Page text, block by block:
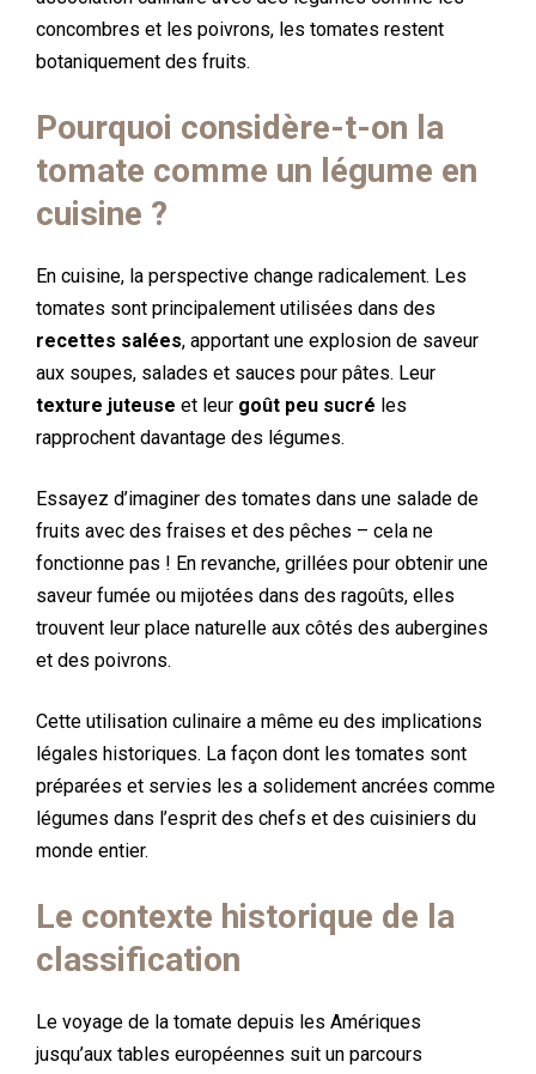
concombres et les poivrons, les tomates restent
botaniquement des fruits.
Pourquoi considère-t-on la
tomate comme un légume en
cuisine ?
En cuisine, la perspective change radicalement. Les
tomates sont principalement utilisées dans des
recettes salées, apportant une explosion de saveur
aux soupes, salades et sauces pour pâtes. Leur
texture juteuse et leur goût peu sucré les
rapprochent davantage des légumes.
Essayez d’imaginer des tomates dans une salade de
fruits avec des fraises et des pêches – cela ne
fonctionne pas ! En revanche, grillées pour obtenir une
saveur fumée ou mijotées dans des ragoûts, elles
trouvent leur place naturelle aux côtés des aubergines
et des poivrons.
Cette utilisation culinaire a même eu des implications
légales historiques. La façon dont les tomates sont
préparées et servies les a solidement ancrées comme
légumes dans l’esprit des chefs et des cuisiniers du
monde entier.
Le contexte historique de la
classification
Le voyage de la tomate depuis les Amériques
jusqu’aux tables européennes suit un parcours